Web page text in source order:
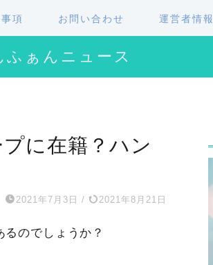
項 お問い合わせ 運営者情報
ふぁんニュース
に在籍？ハン
2021年7月3日 / 2021年8月21日
のでしょうか？